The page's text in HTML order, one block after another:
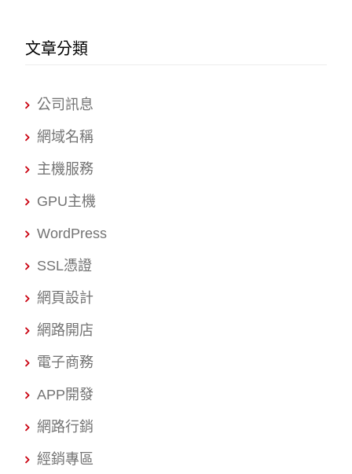
文章分類
公司訊息
網域名稱
主機服務
GPU主機
WordPress
SSL憑證
網頁設計
網路開店
電子商務
APP開發
網路行銷
經銷專區